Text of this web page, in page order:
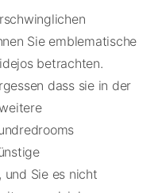
Sie emblematische
betrachten.
dass sie in der
und Sie es nicht